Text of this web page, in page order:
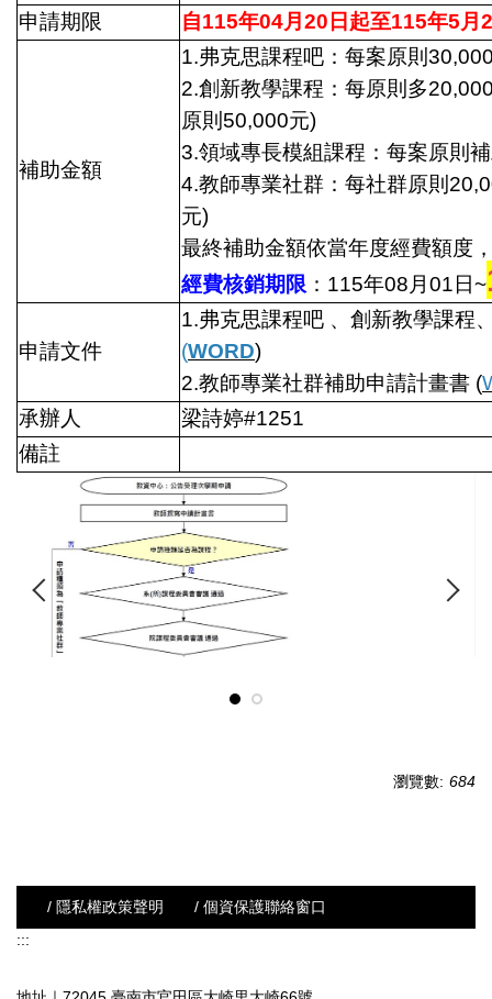
申請期限
自115年04月20日起至115年5月
補助金額
1.弗克思課程吧：每案原則
2.創新教學課程：每原則多
原則50,000元)
3.領域專長模組課程：每案原則
4.教師專業社群：每社群原則
元)
最終補助金額依當年度經費額度
經費核銷期限 ：115年08月01日~
申請文件
1.弗克思課程吧 、創新教學課程
(WORD)
2.教師專業社群補助申請計畫書 (
承辦人
梁詩婷#1251
備註
瀏覽數: 684
/ 隱私權政策聲明
/ 個資保護聯絡窗口
:::